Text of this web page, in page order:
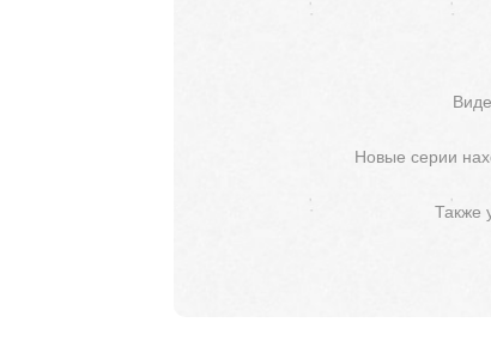
Новые серии
Также